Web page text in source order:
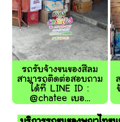
รถรับจ้างขนของสีลม
สามารถติดต่อสอบถาม
ได้ที่ LINE ID :
@chatee เบอ...